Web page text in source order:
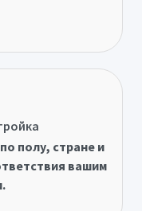
полу, стране и
вашим